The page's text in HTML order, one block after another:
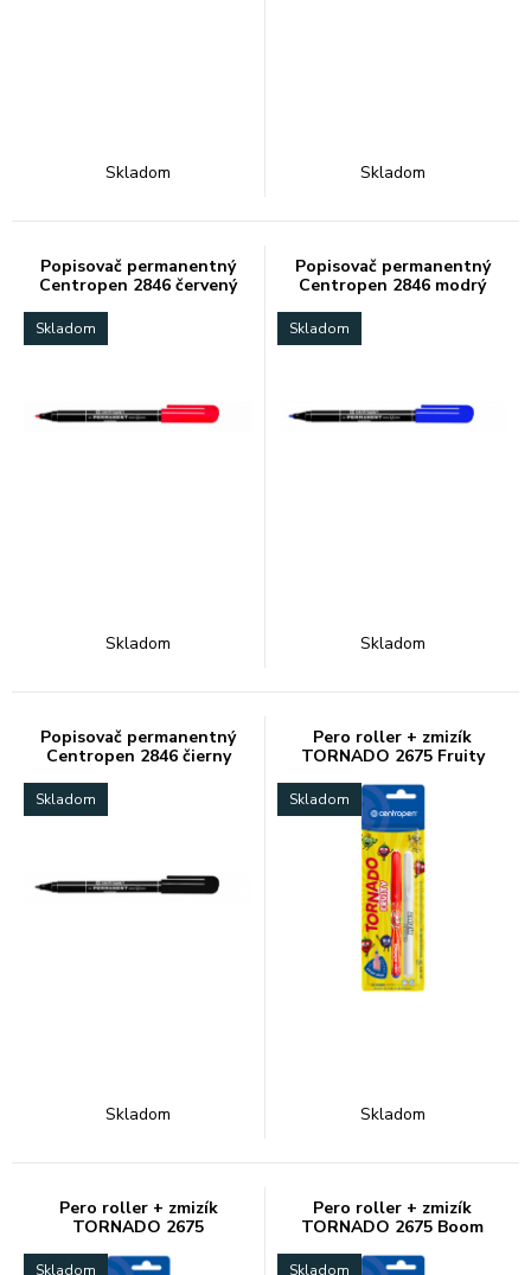
Skladom Skladom
Popisovač permanentný
Centropen 2846 červený
Skladom
Skladom
Popisovač permanentný
Centropen 2846 modrý
Skladom
Skladom
Popisovač permanentný
Centropen 2846 čierny
Skladom
Skladom
Pero roller + zmizík
TORNADO 2675 Fruity
Skladom
Skladom
Pero roller + zmizík
TORNADO 2675
Skladom
Pero roller + zmizík
TORNADO 2675 Boom
Skladom